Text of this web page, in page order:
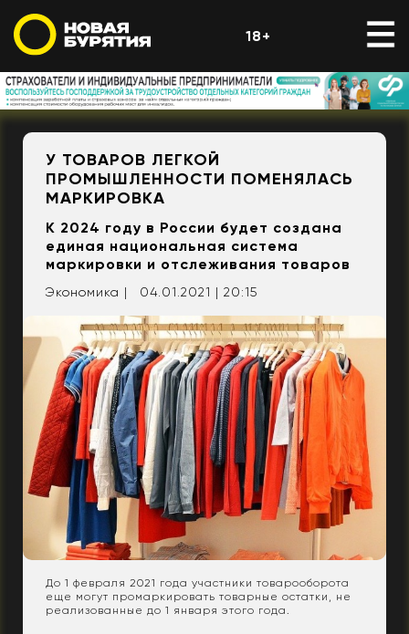
18+
У ТОВАРОВ ЛЕГКОЙ
ПРОМЫШЛЕННОСТИ ПОМЕНЯЛАСЬ
МАРКИРОВКА
К 2024 году в России будет создана
единая национальная система
маркировки и отслеживания товаров
Экономика | 04.01.2021 | 20:15
До 1 февраля 2021 года участники товарооборота
еще могут промаркировать товарные остатки, не
реализованные до 1 января этого года.